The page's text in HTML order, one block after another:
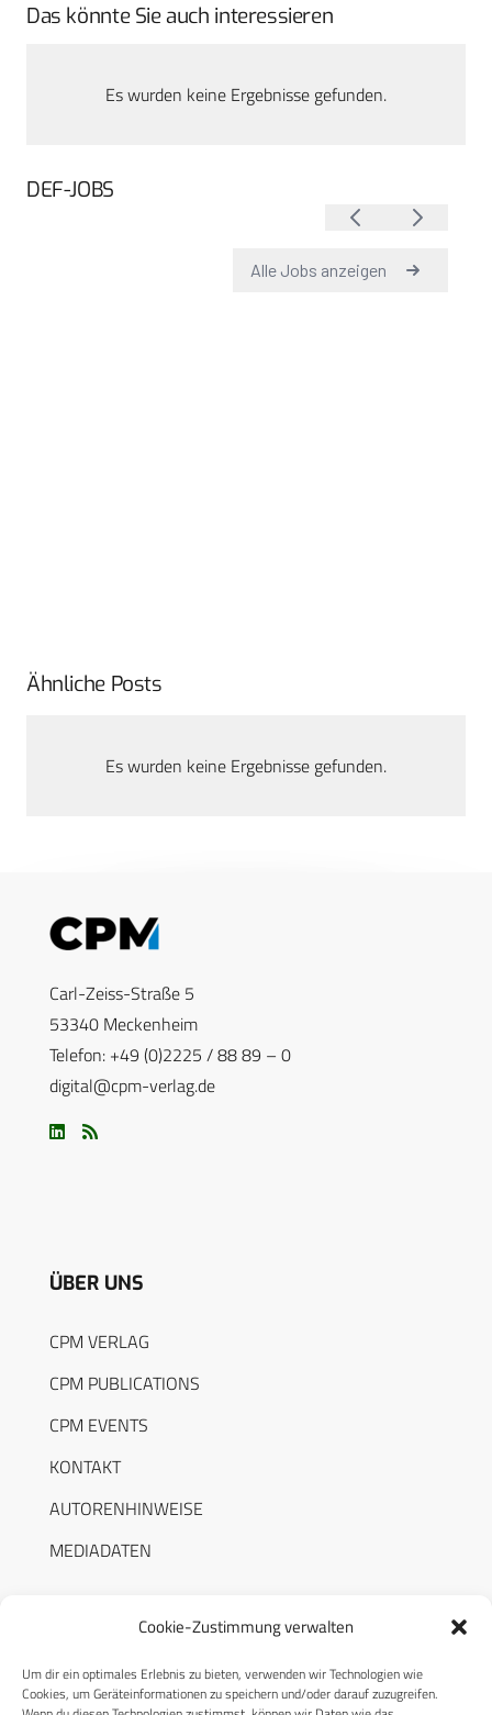
Cookie-Zustimmung verwalten
Um dir ein optimales Erlebnis zu bieten, verwenden wir Technologien wie
Cookies, um Geräteinformationen zu speichern und/oder darauf zuzugreifen.
Das könnte Sie auch interessieren
Es wurden keine Ergebnisse gefunden.
DEF-JOBS
Ähnliche Posts
Es wurden keine Ergebnisse gefunden.
Carl-Zeiss-Straße 5
53340 Meckenheim
Telefon: +49 (0)2225 / 88 89 – 0
digital@cpm-verlag.de
ÜBER UNS
CPM VERLAG
CPM PUBLICATIONS
CPM EVENTS
KONTAKT
AUTORENHINWEISE
MEDIADATEN
RECHTLICHES